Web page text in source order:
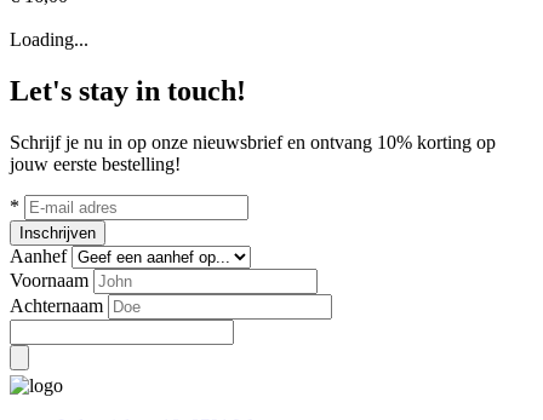
Loading...
Let's stay in touch!
Schrijf je nu in op onze nieuwsbrief en ontvang 10% korting op
jouw eerste bestelling!
*
Inschrijven
Aanhef
Voornaam
Achternaam